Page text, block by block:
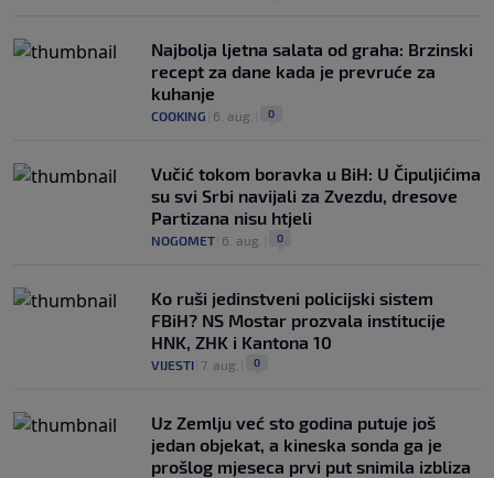
Najbolja ljetna salata od graha: Brzinski
recept za dane kada je prevruće za
kuhanje
COOKING 6. aug. 0
Vučić tokom boravka u BiH: U Čipuljićima
su svi Srbi navijali za Zvezdu, dresove
Partizana nisu htjeli
NOGOMET 6. aug. 0
Ko ruši jedinstveni policijski sistem
FBiH? NS Mostar prozvala institucije
HNK, ZHK i Kantona 10
VIJESTI 7. aug. 0
Uz Zemlju već sto godina putuje još
jedan objekat, a kineska sonda ga je
prošlog mjeseca prvi put snimila izbliza